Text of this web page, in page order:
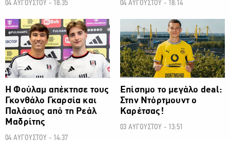
04 ΑΥΓΟΥΣΤΟΥ - 18:35 04 ΑΥΓΟΥΣΤΟΥ - 18:14
ΠΟΔΟΣΦΑΙΡΟ
Η Φούλαμ απέκτησε τους
Γκονθάλο Γκαρσία και
Παλάσιος από τη Ρεάλ
Μαδρίτης
04 ΑΥΓΟΥΣΤΟΥ - 14:37
ΠΟΔΟΣΦΑΙΡΟ
Επίσημο το μεγάλο deal:
Στην Ντόρτμουντ ο
Καρέτσας!
03 ΑΥΓΟΥΣΤΟΥ - 13:51